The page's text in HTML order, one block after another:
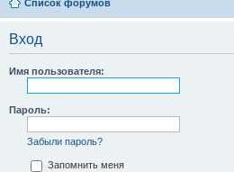
Список форумов
Вход
Имя пользователя:
Пароль:
Забыли пароль?
Запомнить меня